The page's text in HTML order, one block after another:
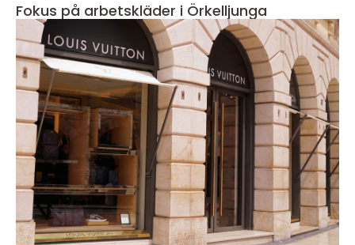
Fokus på arbetskläder i Örkelljunga